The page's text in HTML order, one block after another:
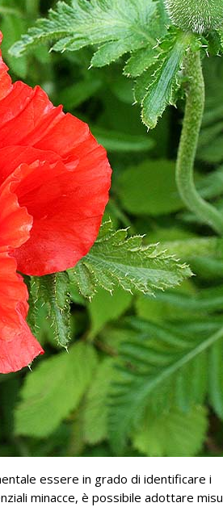
essere in grado di identificare i
minacce, è possibile adottare